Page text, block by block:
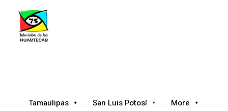
Tamaulipas San Luis Potosí More